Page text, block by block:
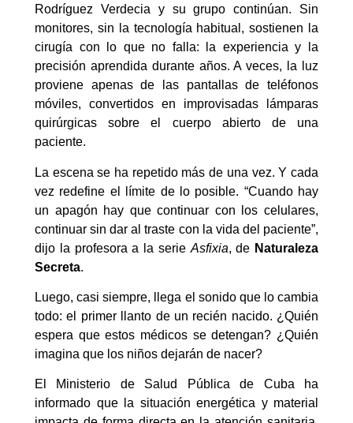
Rodríguez Verdecia y su grupo continúan. Sin
monitores, sin la tecnología habitual, sostienen la
cirugía con lo que no falla: la experiencia y la
precisión aprendida durante años. A veces, la luz
proviene apenas de las pantallas de teléfonos
móviles, convertidos en improvisadas lámparas
quirúrgicas sobre el cuerpo abierto de una
paciente.
La escena se ha repetido más de una vez. Y cada
vez redefine el límite de lo posible. “Cuando hay
un apagón hay que continuar con los celulares,
continuar sin dar al traste con la vida del paciente”,
dijo la profesora a la serie Asfixia, de Naturaleza
Secreta.
Luego, casi siempre, llega el sonido que lo cambia
todo: el primer llanto de un recién nacido. ¿Quién
espera que estos médicos se detengan? ¿Quién
imagina que los niños dejarán de nacer?
El Ministerio de Salud Pública de Cuba ha
informado que la situación energética y material